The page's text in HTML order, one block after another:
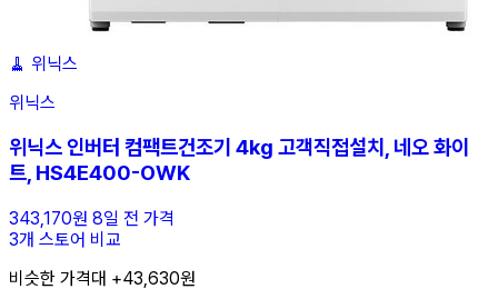
🧹 위닉스
위닉스
위닉스 인버터 컴팩트건조기 4kg 고객직접설치, 네오 화이
트, HS4E400-OWK
343,170원 8일 전 가격
3개 스토어 비교
비슷한 가격대 +43,630원